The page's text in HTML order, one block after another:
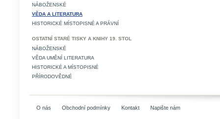
NÁBOŽENSKÉ
VĚDA A LITERATURA
HISTORICKÉ MÍSTOPISNÉ A PRÁVNÍ
OSTATNÍ STARÉ TISKY A KNIHY 19. STOL
NÁBOŽENSKÉ
VĚDA UMĚNÍ LITERATURA
HISTORICKÉ A MÍSTOPISNÉ
PŘÍRODOVĚDNÉ
O nás Obchodní podmínky Kontakt Napište nám